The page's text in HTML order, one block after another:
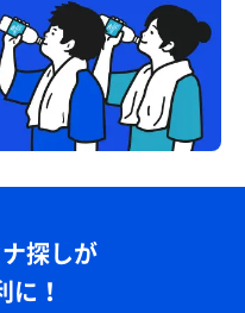
探しが
に！